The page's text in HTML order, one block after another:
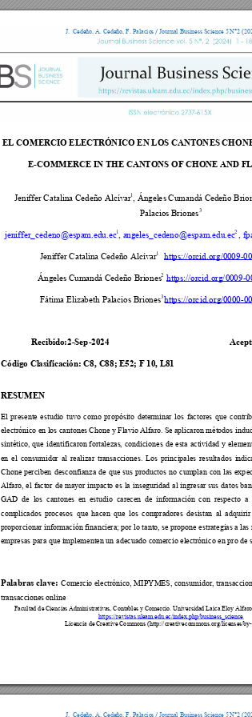
J.  Cedeño, A. Cedeño, F. Palacios / Journal Business Science 5N°2
Facultad de Ciencias Administrativas , Contables y Comercio . Universidad Laica Eloy
https://revistas.uleam.edu.ec/index.php/business_science
Licencia de Creative Commons (http://creativecommons.org/licenses/by
EL COMERCIO ELECTRÓNICO EN LOS CANTONES
E-COMMERCE IN THE CANTONS OF CHONE AND
Jeniffer Catalina Cedeño Alcívar1 , Ángeles Cumandá Cedeño Br
Palacios Briones3
jeniffer_cedeno@espam .edu.ec1 , angeles_cedeno@espam.edu.ec2
Jeniffer Catalina Cedeño Alcívar1 https://orcid.org/0009-
Ángeles Cumandá Cedeño Briones2 https://orcid.org/0009-
Fátima Elizabeth Palacios Briones3 https://orcid.org/0000-
Recibido:2-Sep-2024 Acep
Código Clasificación: C8, C88; E52; F 10, L81
RESUMEN
El presente estudio tuvo como propósito determinar los factores que
electrónico en los cantones Chone y Flavio Alfaro. Se aplicaron métodos
sintético, que identificaron fortalezas, condiciones de esta actividad y
en el consumidor al realizar transacciones. Los principales resultados
Chone perciben desconfianza de que sus productos no cumplan con las
Alfaro , el factor de mayor impacto es la inseguridad al ingresar sus datos
GAD de los cantones en estudio carecen de información con respecto a
complicados procesos que hacen que los compradores desistan al adquirir
proporcionar información financiera; por lo tanto, se propone estrategias a las
empresas para que implementen un adecuado comercio electrónico en pro de
Palabras clave: Comercio electrónico, MIPYMES, consumidor, tr
transacciones online
J.  Cedeño, A. Cedeño, F. Palacios / Journal Business Science 5N°2